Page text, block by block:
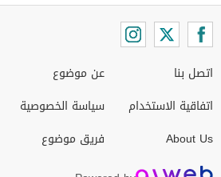
اتصل بنا
اتفاقية الاستخدام
About Us
عن موضوع
سياسة الخصوصية
فريق موضوع